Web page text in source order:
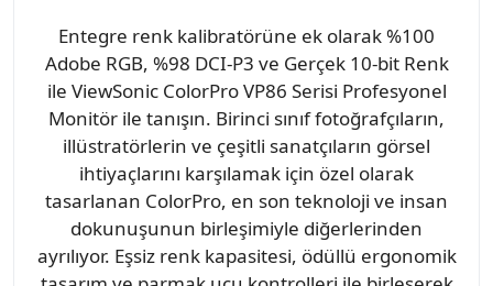
Entegre renk kalibratörüne ek olarak %100
Adobe RGB, %98 DCI-P3 ve Gerçek 10-bit Renk
ile ViewSonic ColorPro VP86 Serisi Profesyonel
Monitör ile tanışın. Birinci sınıf fotoğrafçıların,
illüstratörlerin ve çeşitli sanatçıların görsel
ihtiyaçlarını karşılamak için özel olarak
tasarlanan ColorPro, en son teknoloji ve insan
dokunuşunun birleşimiyle diğerlerinden
ayrılıyor. Eşsiz renk kapasitesi, ödüllü ergonomik